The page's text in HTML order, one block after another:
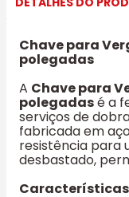
Chave para
polegadas
A Chave para
polegadasé a
serviços de
fabricada em
resistência para
desbastado,